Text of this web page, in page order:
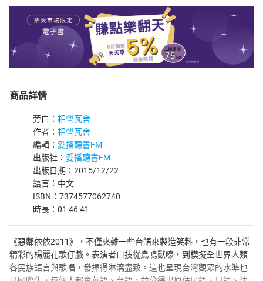
商品詳情
旁白： 相聲瓦舍
作者： 相聲瓦舍
編輯： 愛播聽書FM
出版社： 愛播聽書FM
出版日期：2015/12/22
語言：中文
ISBN：7374577062740
時長：01:46:41
《惡鄰依依2011》，不僅夾雜一些台語來製造笑料，也有一段非常
精彩的楊麗花歌仔戲。表演者口技從鳥鳴獸嚎，到模擬全世界人類
各民族語言與歌唱，發揮得淋漓盡致。這也呈現台灣觀眾的水準也